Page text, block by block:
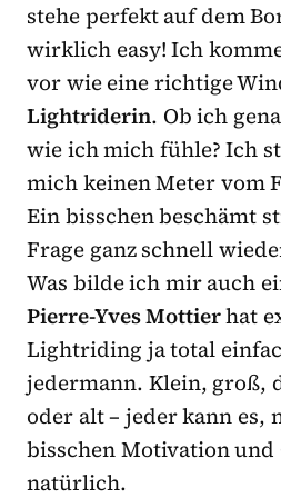
stehe perfekt auf dem
wirklich easy! Ich
vor wie eine richtige
Lightriderin. Ob ich
wie ich mich fühle? Ich
mich keinen Meter vom
Ein bisschen beschämt
Frage ganz schnell
Was bilde ich mir auch
Pierre-Yves Mottierhat
Lightriding ja total
jedermann. Klein, groß,
oder alt – jeder kann es,
bisschen Motivation
natürlich.